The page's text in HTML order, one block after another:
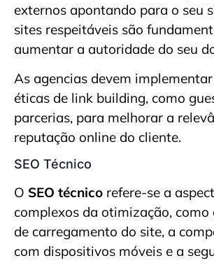
externos apontando para o seu
sites respeitáveis são
aumentar a autoridade do seu
As agencias devem
éticas de link building, como
parcerias, para melhorar a
reputação online do cliente.
SEO Técnico
O SEO técnico refere-se a
complexos da otimização, como
de carregamento do site, a
com dispositivos móveis e a